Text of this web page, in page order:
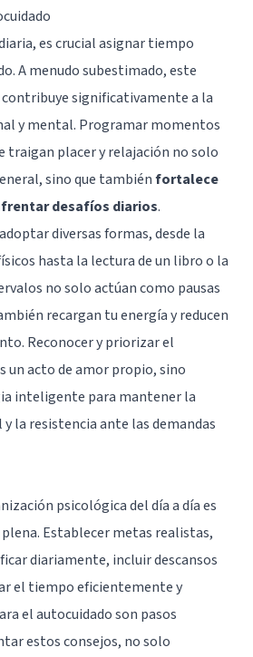
es crucial asignar tiempo
A menudo subestimado, este
significativamente a la
y mental. Programar momentos
traigan placer y relajación no solo
sino que tambiénfortalece
desafíos diarios.
diversas formas, desde la
hasta la lectura de un libro o la
no solo actúan como pausas
recargan tu energía y reducen
Reconocer y priorizar el
un acto de amor propio, sino
inteligente para mantener la
la resistencia ante las demandas
psicológica del día a día es
Establecer metas realistas,
diariamente, incluir descansos
el tiempo eficientemente y
el autocuidado son pasos
estos consejos, no solo